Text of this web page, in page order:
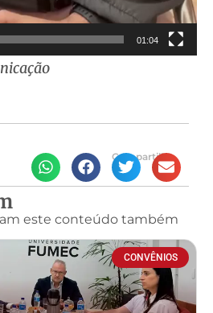
01:04
Compartilhe
este conteúdo também
CONVÊNIOS